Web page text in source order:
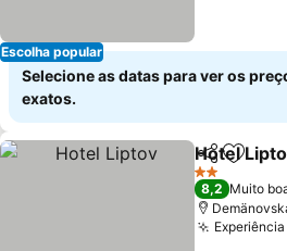
Escolha popular
Selecione as datas para ver os
exatos.
Partilhar
Hotel
2 Estrelas
8,2 Muito